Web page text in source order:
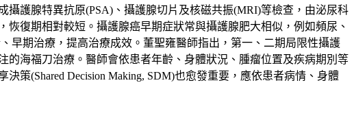
護腺特異抗原(PSA)、攝護腺切片及核磁共振(MRI)等檢查，由泌尿科
復期相對較短。攝護腺癌早期症狀常與攝護腺肥大相似，例如頻尿、
早期治療，提高治療成效。董聖雍醫師指出，第一、二期局限性攝護
海福刀治療。醫師會依患者年齡、身體狀況、腫瘤位置及疾病期別等
策(Shared Decision Making, SDM)也愈發重要，應依患者病情、身體